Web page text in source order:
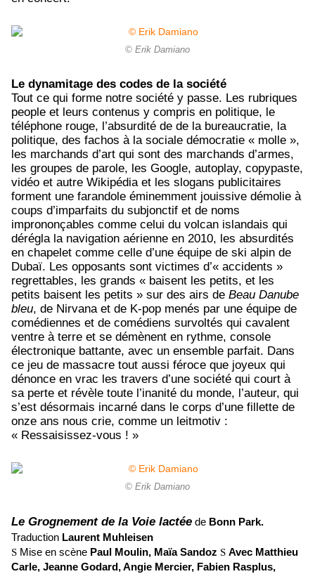
© Erik Damiano
Le dynamitage des codes de la société
Tout ce qui forme notre société y passe. Les rubriques
people et leurs contenus y compris en politique, le
téléphone rouge, l’absurdité de de la bureaucratie, la
politique, des fachos à la sociale démocratie « molle »,
les marchands d’art qui sont des marchands d’armes,
les groupes de parole, les Google, autoplay, copypaste,
vidéo et autre Wikipédia et les slogans publicitaires
forment une farandole éminemment jouissive démolie à
coups d’imparfaits du subjonctif et de noms
imprononçables comme celui du volcan islandais qui
dérégla la navigation aérienne en 2010, les absurdités
en chapelet comme celle d’une équipe de ski alpin de
Dubaï. Les opposants sont victimes d’« accidents »
regrettables, les grands « baisent les petits, et les
petits baisent les petits » sur des airs de Beau Danube
bleu, de Nirvana et de K-pop menés par une équipe de
comédiennes et de comédiens survoltés qui cavalent
ventre à terre et se démènent en rythme, console
électronique battante, avec un ensemble parfait. Dans
ce jeu de massacre tout aussi féroce que joyeux qui
dénonce en vrac les travers d’une société qui court à
sa perte et révèle toute l’inanité du monde, l’auteur, qui
s’est désormais incarné dans le corps d’une fillette de
onze ans nous crie, comme un leitmotiv :
« Ressaisissez-vous ! »
© Erik Damiano
Le Grognement de la Voie lactée de Bonn Park.
Traduction Laurent Muhleisen
S Mise en scène Paul Moulin, Maïa Sandoz S Avec Matthieu
Carle, Jeanne Godard, Angie Mercier, Fabien Rasplus,